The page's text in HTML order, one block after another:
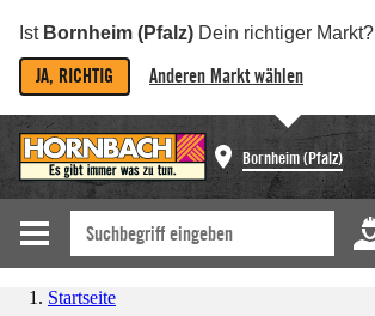
Ist Bornheim (Pfalz) Dein richtiger Markt?
JA, RICHTIG Anderen Markt wählen
Bornheim (Pfalz)
Startseite